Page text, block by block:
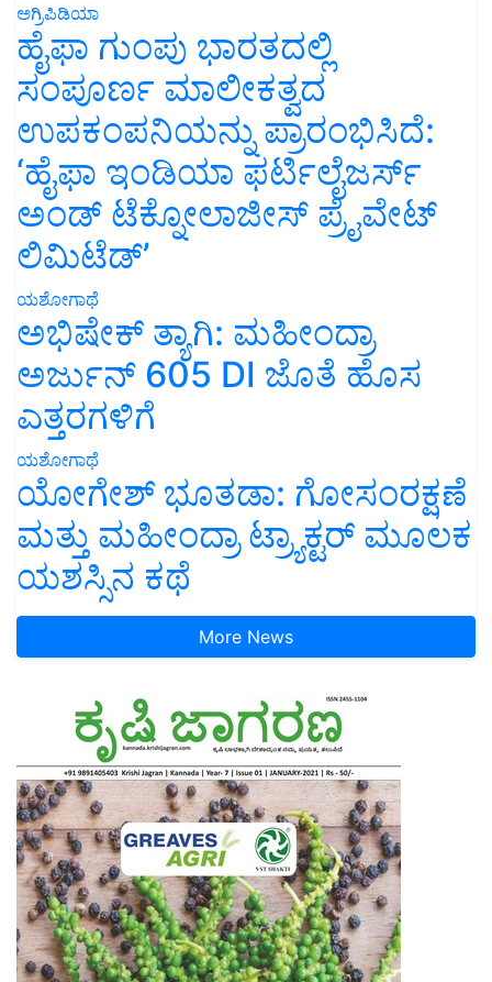
ಅಗ್ರಿಪಿಡಿಯಾ
ಹೈಫಾ ಗುಂಪು ಭಾರತದಲ್ಲಿ
ಸಂಪೂರ್ಣ ಮಾಲೀಕತ್ವದ
ಉಪಕಂಪನಿಯನ್ನು ಪ್ರಾರಂಭಿಸಿದೆ:
‘ಹೈಫಾ ಇಂಡಿಯಾ ಫರ್ಟಿಲೈಜರ್ಸ್
ಅಂಡ್ ಟೆಕ್ನೋಲಾಜೀಸ್ ಪ್ರೈವೇಟ್
ಲಿಮಿಟೆಡ್’
ಯಶೋಗಾಥೆ
ಅಭಿಷೇಕ್ ತ್ಯಾಗಿ: ಮಹೀಂದ್ರಾ
ಅರ್ಜುನ್ 605 DI ಜೊತೆ ಹೊಸ
ಎತ್ತರಗಳಿಗೆ
ಯಶೋಗಾಥೆ
ಯೋಗೇಶ್ ಭೂತಡಾ: ಗೋಸಂರಕ್ಷಣೆ
ಮತ್ತು ಮಹೀಂದ್ರಾ ಟ್ರ್ಯಾಕ್ಟರ್ ಮೂಲಕ
ಯಶಸ್ಸಿನ ಕಥೆ
More News